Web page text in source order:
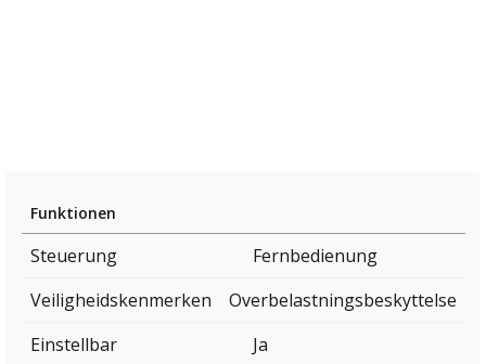
Funktionen
Steuerung
Fernbedienung
Veiligheidskenmerken
Overbelastningsbeskyttelse
Einstellbar
Ja